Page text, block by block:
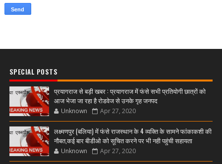
SPECIAL POSTS
प्रयागराज से बड़ी खबर : प्रयागराज में फंसे सभी प्रतियोगी छात्रों को
आज भेजा जा रहा है रोडवेज से उनके गृह जनपद
Unknown Apr 27, 2020
लक्ष्मणपुर (बलिया) में फंसे राजस्थान के 4 व्यक्ति के सामने फांकाकशी की
नौबत,कई बार बीडीओ को सूचित करने पर भी नही पहुंची सहायता
Unknown Apr 27, 2020